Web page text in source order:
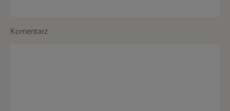
Komentarz